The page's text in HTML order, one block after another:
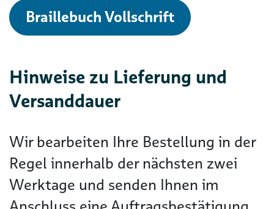
Braillebuch Vollschrift
Hinweise zu Lieferung und
Versanddauer
Wir bearbeiten Ihre Bestellung in der
Regel innerhalb der nächsten zwei
Werktage und senden Ihnen im